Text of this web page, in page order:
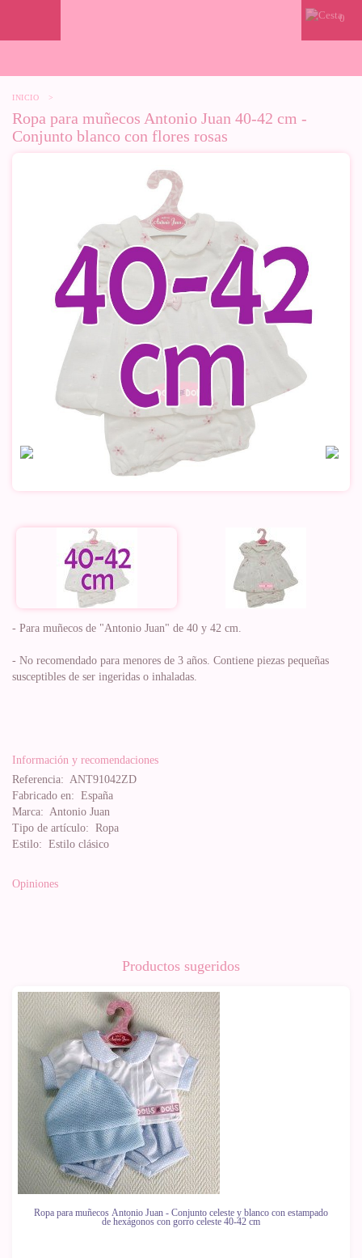
0
INICIO >
Ropa para muñecos Antonio Juan 40-42 cm -
Conjunto blanco con flores rosas
- Para muñecos de "Antonio Juan" de 40 y 42 cm.
- No recomendado para menores de 3 años. Contiene piezas pequeñas
susceptibles de ser ingeridas o inhaladas.
Información y recomendaciones
Referencia: ANT91042ZD
Fabricado en: España
Marca: Antonio Juan
Tipo de artículo: Ropa
Estilo: Estilo clásico
Opiniones
Productos sugeridos
Ropa para muñecos Antonio Juan - Conjunto celeste y blanco con estampado
de hexágonos con gorro celeste 40-42 cm